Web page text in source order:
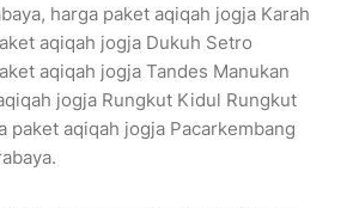
harga paket aqiqah jogja Karah
aqiqah jogja Dukuh Setro
aqiqah jogja Tandes Manukan
jogja Rungkut Kidul Rungkut
paket aqiqah jogja Pacarkembang